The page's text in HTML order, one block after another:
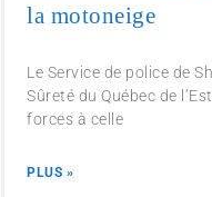
la motoneige
Le Service de police de
Sûreté du Québec de
forces à celle
PLUS »